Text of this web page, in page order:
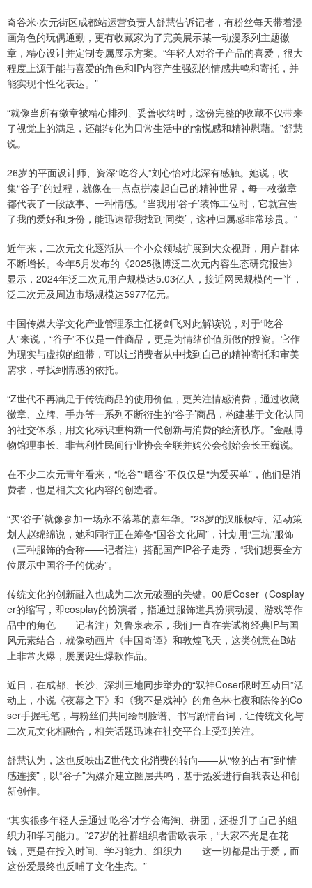
奇谷米·次元街区成都站运营负责人舒慧告诉记者，有粉丝每天带着漫
画角色的玩偶通勤，更有收藏家为了完美展示某一动漫系列主题徽
章，精心设计并定制专属展示方案。“年轻人对谷子产品的喜爱，很大
程度上源于能与喜爱的角色和IP内容产生强烈的情感共鸣和寄托，并
能实现个性化表达。”
“就像当所有徽章被精心排列、妥善收纳时，这份完整的收藏不仅带来
了视觉上的满足，还能转化为日常生活中的愉悦感和精神慰藉。”舒慧
说。
26岁的平面设计师、资深“吃谷人”刘心怡对此深有感触。她说，收
集“谷子”的过程，就像在一点点拼凑起自己的精神世界，每一枚徽章
都代表了一段故事、一种情感。“当我用‘谷子’装饰工位时，它就宣告
了我的爱好和身份，能迅速帮我找到‘同类’，这种归属感非常珍贵。”
近年来，二次元文化逐渐从一个小众领域扩展到大众视野，用户群体
不断增长。今年5月发布的《2025微博泛二次元内容生态研究报告》
显示，2024年泛二次元用户规模达5.03亿人，接近网民规模的一半，
泛二次元及周边市场规模达5977亿元。
中国传媒大学文化产业管理系主任杨剑飞对此解读说，对于“吃谷
人”来说，“谷子”不仅是一件商品，更是为情绪价值所做的投资。它作
为现实与虚拟的纽带，可以让消费者从中找到自己的精神寄托和审美
需求，寻找到情感的依托。
“Z世代不再满足于传统商品的使用价值，更关注情感消费，通过收藏
徽章、立牌、手办等一系列不断衍生的‘谷子’商品，构建基于文化认同
的社交体系，用文化标识重构新一代创新与消费的经济秩序。”金融博
物馆理事长、非营利性民间行业协会全联并购公会创始会长王巍说。
在不少二次元青年看来，“吃谷”“晒谷”不仅仅是“为爱买单”，他们是消
费者，也是相关文化内容的创造者。
“买‘谷子’就像参加一场永不落幕的嘉年华。”23岁的汉服模特、活动策
划人赵绵绵说，她和同行正在筹备“国谷文化周”，计划用“三坑”服饰
（三种服饰的合称——记者注）搭配国产IP谷子走秀，“我们想要全方
位展示中国谷子的优势”。
传统文化的创新融入也成为二次元破圈的关键。00后Coser（Cosplay
er的缩写，即cosplay的扮演者，指通过服饰道具扮演动漫、游戏等作
品中的角色——记者注）刘鲁泉表示，我们一直在尝试将经典IP与国
风元素结合，就像动画片《中国奇谭》和敦煌飞天，这类创意在B站
上非常火爆，屡屡诞生爆款作品。
近日，在成都、长沙、深圳三地同步举办的“双神Coser限时互动日”活
动上，小说《夜幕之下》和《我不是戏神》的角色林七夜和陈伶的Co
ser手握毛笔，与粉丝们共同绘制脸谱、书写剧情台词，让传统文化与
二次元文化相融合，相关话题迅速在社交平台上受到关注。
舒慧认为，这也反映出Z世代文化消费的转向——从“物的占有”到“情
感连接”，以“谷子”为媒介建立圈层共鸣，基于热爱进行自我表达和创
新创作。
“其实很多年轻人是通过‘吃谷’才学会海淘、拼团，还提升了自己的组
织力和学习能力。”27岁的社群组织者雷欧表示，“大家不光是在花
钱，更是在投入时间、学习能力、组织力——这一切都是出于爱，而
这份爱最终也反哺了文化生态。”